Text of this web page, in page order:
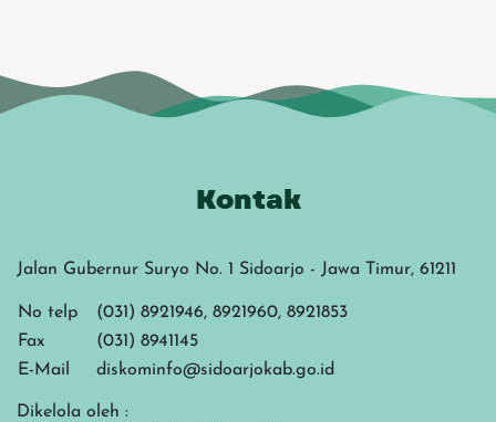
Kontak
Jalan Gubernur Suryo No. 1 Sidoarjo - Jawa Timur, 61211
No telp
(031) 8921946, 8921960, 8921853
Fax
(031) 8941145
E-Mail
diskominfo@sidoarjokab.go.id
Dikelola oleh :